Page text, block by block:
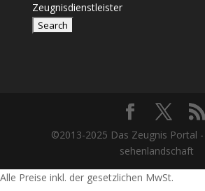
Zeugnisdienstleister
©2013-2025 Das Zeugnis Portal
sehenlandschaft
Alle Preise inkl. der gesetzlichen MwSt.